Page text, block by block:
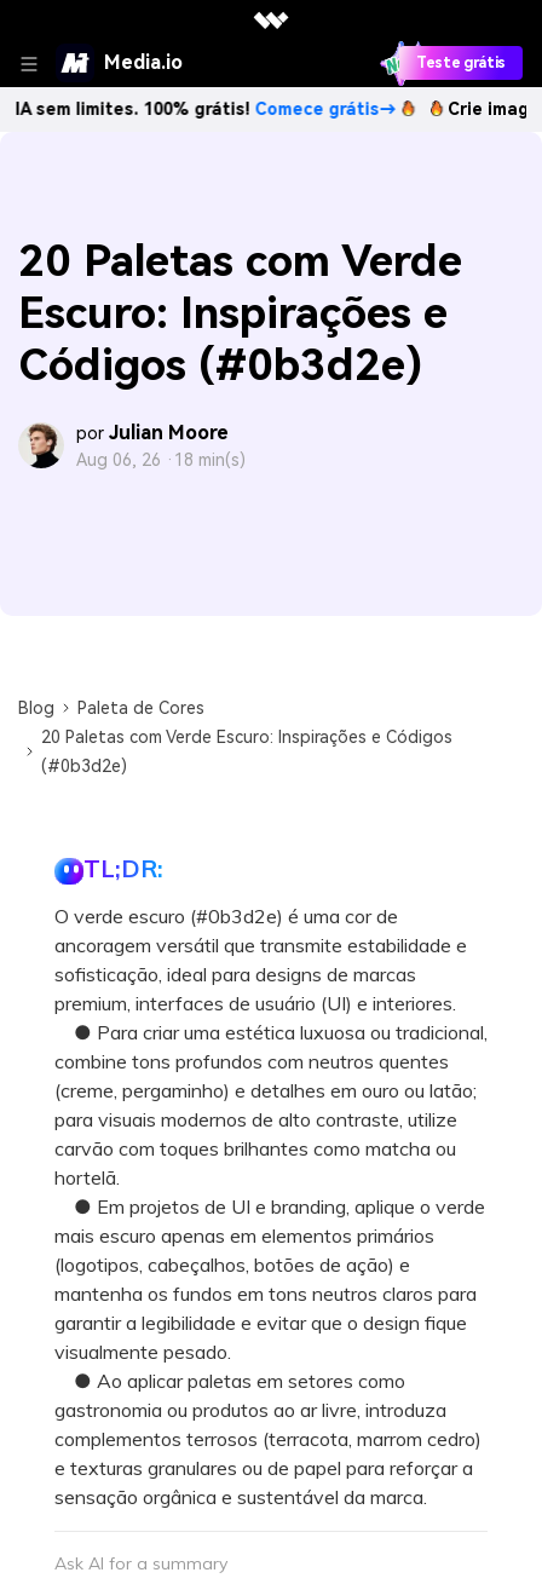
Media.io Teste grátis
100% grátis!Comece grátis→ Crie imagens com
20 Paletas com Verde
Escuro: Inspirações e
Códigos (#0b3d2e)
por Julian Moore
Aug 06, 26 · 18 min(s)
Blog
Paleta de Cores
20 Paletas com Verde Escuro: Inspirações e Códigos
(#0b3d2e)
TL;DR:
O verde escuro (#0b3d2e) é uma cor de
ancoragem versátil que transmite estabilidade e
sofisticação, ideal para designs de marcas
premium, interfaces de usuário (UI) e interiores.
● Para criar uma estética luxuosa ou tradicional,
combine tons profundos com neutros quentes
(creme, pergaminho) e detalhes em ouro ou latão;
para visuais modernos de alto contraste, utilize
carvão com toques brilhantes como matcha ou
hortelã.
● Em projetos de UI e branding, aplique o verde
mais escuro apenas em elementos primários
(logotipos, cabeçalhos, botões de ação) e
mantenha os fundos em tons neutros claros para
garantir a legibilidade e evitar que o design fique
visualmente pesado.
● Ao aplicar paletas em setores como
gastronomia ou produtos ao ar livre, introduza
complementos terrosos (terracota, marrom cedro)
e texturas granulares ou de papel para reforçar a
sensação orgânica e sustentável da marca.
Ask AI for a summary